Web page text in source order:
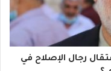
رجال الإصلاح في